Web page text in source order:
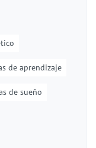
de aprendizaje
de sueño